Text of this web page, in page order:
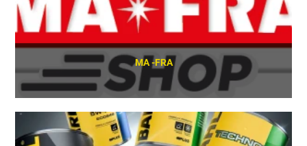
MA -FRA
SCOPRI